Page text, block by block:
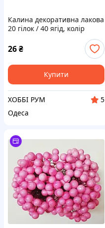
Калина декоративна лакова
20 гілок / 40 ягід, колір
26₴
Купити
ХОББІ РУМ
5
Одеса